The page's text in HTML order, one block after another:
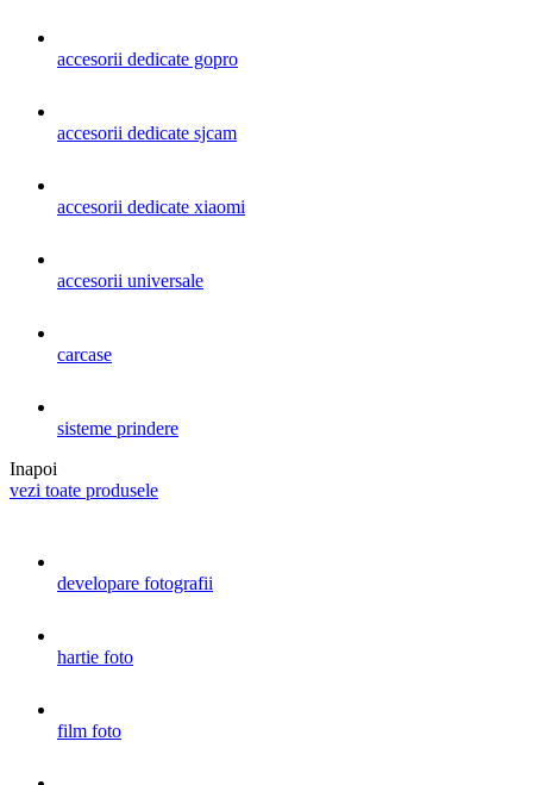
accesorii dedicate gopro
accesorii dedicate sjcam
accesorii dedicate xiaomi
accesorii universale
carcase
sisteme prindere
Inapoi
vezi toate produsele
developare fotografii
hartie foto
film foto